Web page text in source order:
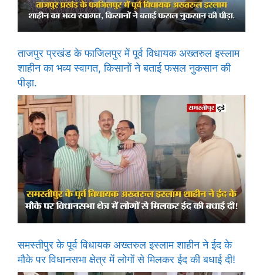
ताजपुर प्रखंड के फाजिलपुर में पूर्व विधायक अख्तरुल इस्लाम
शाहीन का भव्य स्वागत, किसानों ने बताई फसल नुकसान की
पीड़ा.
समस्तीपुर के पूर्व विधायक अख्तरुल इस्लाम शाहीन ने ईद के
मौके पर विधानसभा क्षेत्र में लोगों से मिलकर ईद की बधाई दी!